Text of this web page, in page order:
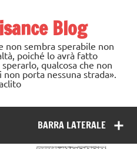
Blog
non sembra sperabile non
poiché lo avrà fatto
qualcosa che non
porta nessuna strada».
BARRA LATERALE